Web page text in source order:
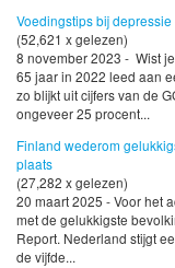
Voedingstips bij
(52,621 x gelezen)
8 november 2023 - Wist
65 jaar in 2022 leed aan
zo blijkt uit cijfers van de
ongeveer 25 procent...
Finland wederom
plaats
(27,282 x gelezen)
20 maart 2025 - Voor het
met de gelukkigste
Report. Nederland stijgt
de vijfde...